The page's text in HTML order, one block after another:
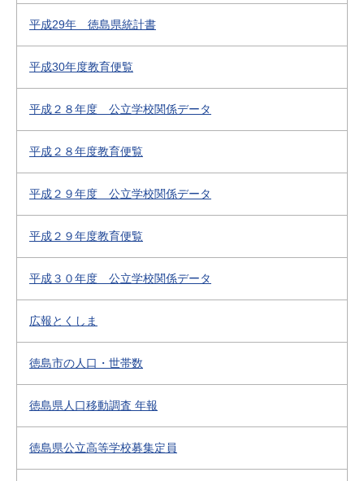
平成29年 徳島県統計書
平成30年度教育便覧
平成２８年度 公立学校関係データ
平成２８年度教育便覧
平成２９年度 公立学校関係データ
平成２９年度教育便覧
平成３０年度 公立学校関係データ
広報とくしま
徳島市の人口・世帯数
徳島県人口移動調査 年報
徳島県公立高等学校募集定員